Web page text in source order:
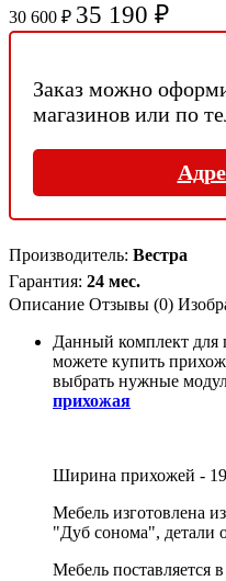
30 600 ₽ 35 190 ₽
Заказ можно
магазинов или по
Производитель: Вестра
Гарантия: 24 мес.
Описание Отзывы (0)
Данный комплект для
можете купить
выбрать нужные
прихожая
Ширина прихожей -
Мебель изготовлена
"Дуб сонома", детали
Мебель поставляется